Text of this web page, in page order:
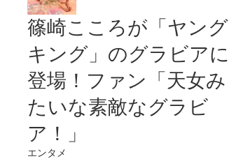
篠崎こころが「ヤング
キング」のグラビアに
登場！ファン「天女み
たいな素敵なグラビ
ア！」
エンタメ